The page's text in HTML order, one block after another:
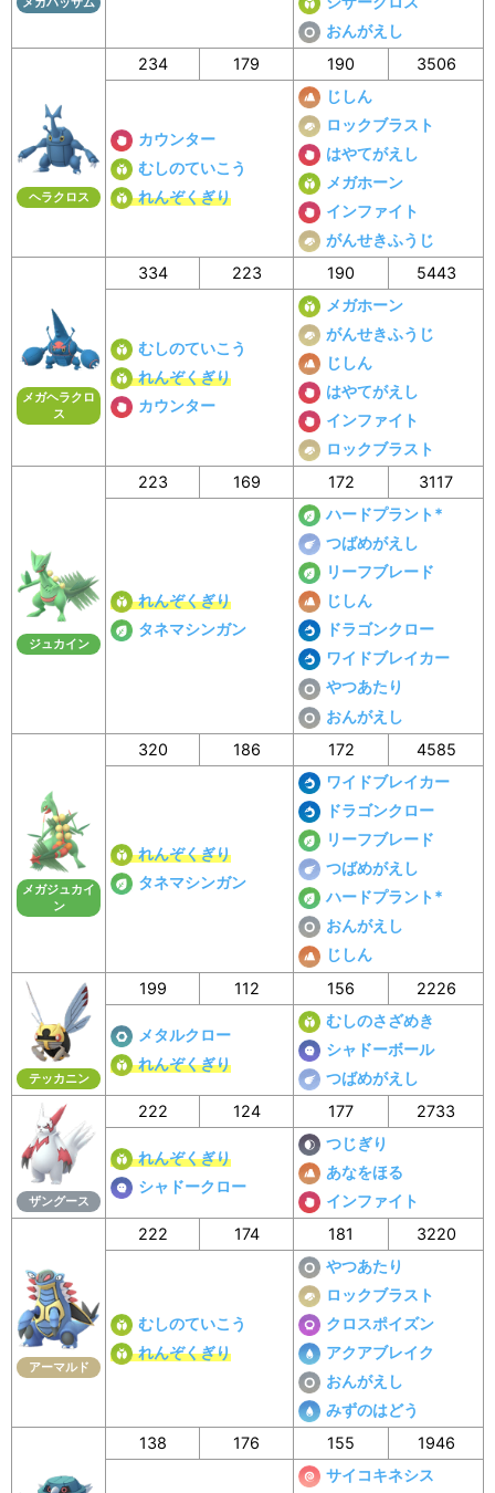
おんがえし
ヘラクロス
234 179 190 3506
カウンター
むしのていこう
れんぞくぎり
じしん
ロックブラスト
はやてがえし
メガホーン
インファイト
がんせきふうじ
メガヘラクロ
ス
334 223 190 5443
むしのていこう
れんぞくぎり
カウンター
メガホーン
がんせきふうじ
じしん
はやてがえし
インファイト
ロックブラスト
ジュカイン
223 169 172 3117
れんぞくぎり
タネマシンガン
ハードプラント*
つばめがえし
リーフブレード
じしん
ドラゴンクロー
ワイドブレイカー
やつあたり
おんがえし
メガジュカイ
ン
320 186 172 4585
れんぞくぎり
タネマシンガン
ワイドブレイカー
ドラゴンクロー
リーフブレード
つばめがえし
ハードプラント*
おんがえし
じしん
テッカニン
199 112 156 2226
メタルクロー
れんぞくぎり
むしのさざめき
シャドーボール
つばめがえし
ザングース
222 124 177 2733
れんぞくぎり
シャドークロー
つじぎり
あなをほる
インファイト
アーマルド
222 174 181 3220
むしのていこう
れんぞくぎり
やつあたり
ロックブラスト
クロスポイズン
アクアブレイク
おんがえし
みずのはどう
138 176 155 1946
サイコキネシス